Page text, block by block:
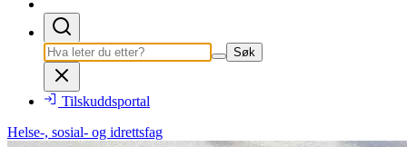
Søk
Tilskuddsportal
Helse-, sosial- og idrettsfag